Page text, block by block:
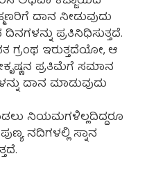
ದಾನ ನೀಡುವುದು
ಪ್ರತಿನಿಧಿಸುತ್ತದೆ.
ಗ್ರಂಥ ಇರುತ್ತದೆಯೋ, ಆ
ಪ್ರತಿಮೆಗೆ ಸಮಾನ
ದಾನ ಮಾಡುವುದು
ನಿಯಮಗಳಿಲ್ಲದಿದ್ದರೂ
ನದಿಗಳಲ್ಲಿ ಸ್ನಾನ